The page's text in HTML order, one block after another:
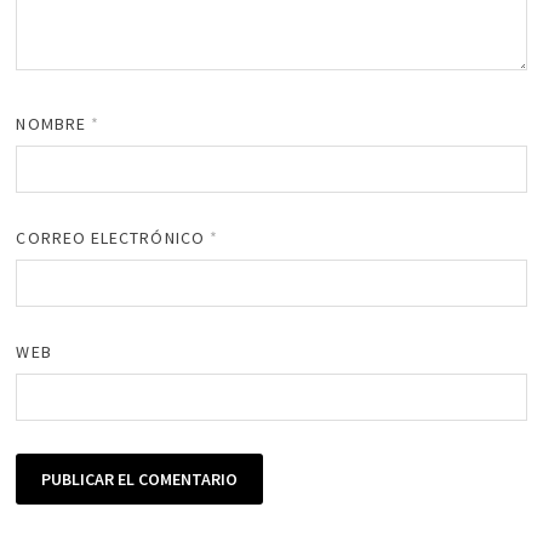
NOMBRE *
CORREO ELECTRÓNICO *
WEB